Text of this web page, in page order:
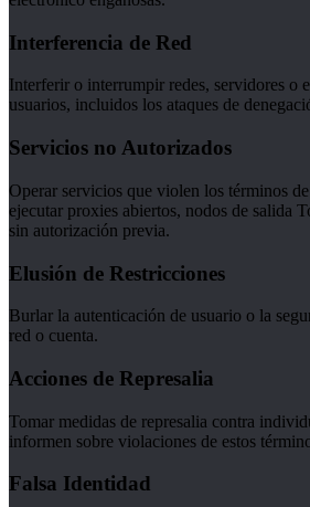
Interferencia de Red
Interferir o interrumpir redes, servidores o
usuarios, incluidos los ataques de
Servicios no Autorizados
Operar servicios que violen los términos
ejecutar proxies abiertos, nodos de salida
sin autorización previa.
Elusión de Restricciones
Burlar la autenticación de usuario o la
red o cuenta.
Acciones de Represalia
Tomar medidas de represalia contra
informen sobre violaciones de estos
Falsa Identidad